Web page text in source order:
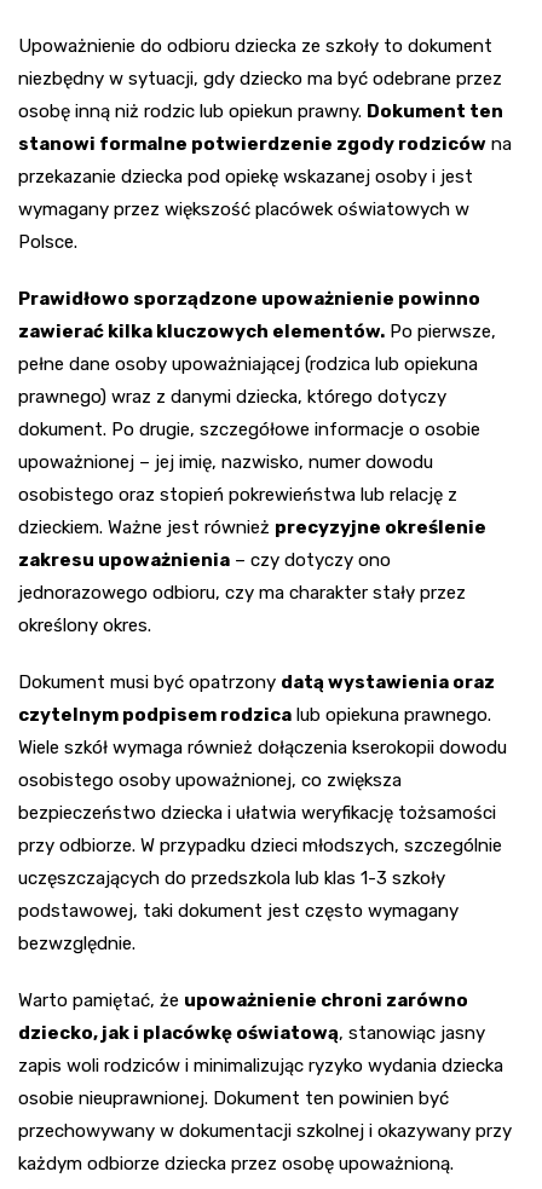
Upoważnienie do odbioru dziecka ze szkoły to dokument
niezbędny w sytuacji, gdy dziecko ma być odebrane przez
osobę inną niż rodzic lub opiekun prawny. Dokument ten
stanowi formalne potwierdzenie zgody rodziców na
przekazanie dziecka pod opiekę wskazanej osoby i jest
wymagany przez większość placówek oświatowych w
Polsce.
Prawidłowo sporządzone upoważnienie powinno
zawierać kilka kluczowych elementów. Po pierwsze,
pełne dane osoby upoważniającej (rodzica lub opiekuna
prawnego) wraz z danymi dziecka, którego dotyczy
dokument. Po drugie, szczegółowe informacje o osobie
upoważnionej – jej imię, nazwisko, numer dowodu
osobistego oraz stopień pokrewieństwa lub relację z
dzieckiem. Ważne jest również precyzyjne określenie
zakresu upoważnienia – czy dotyczy ono
jednorazowego odbioru, czy ma charakter stały przez
określony okres.
Dokument musi być opatrzony datą wystawienia oraz
czytelnym podpisem rodzica lub opiekuna prawnego.
Wiele szkół wymaga również dołączenia kserokopii dowodu
osobistego osoby upoważnionej, co zwiększa
bezpieczeństwo dziecka i ułatwia weryfikację tożsamości
przy odbiorze. W przypadku dzieci młodszych, szczególnie
uczęszczających do przedszkola lub klas 1-3 szkoły
podstawowej, taki dokument jest często wymagany
bezwzględnie.
Warto pamiętać, że upoważnienie chroni zarówno
dziecko, jak i placówkę oświatową, stanowiąc jasny
zapis woli rodziców i minimalizując ryzyko wydania dziecka
osobie nieuprawnionej. Dokument ten powinien być
przechowywany w dokumentacji szkolnej i okazywany przy
każdym odbiorze dziecka przez osobę upoważnioną.